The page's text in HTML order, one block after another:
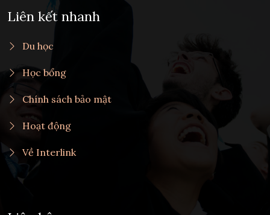
Liên kết nhanh
Du học
Học bổng
Chính sách bảo mật
Hoạt động
Về Interlink